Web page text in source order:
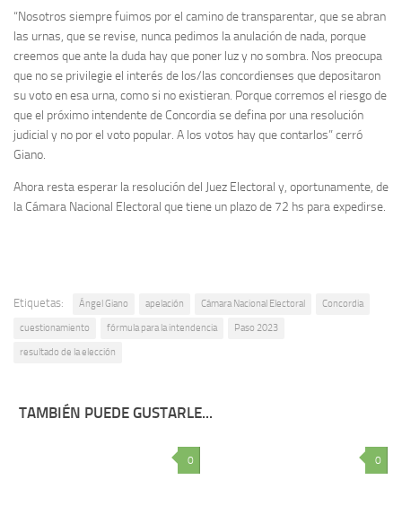
“Nosotros siempre fuimos por el camino de transparentar, que se abran
las urnas, que se revise, nunca pedimos la anulación de nada, porque
creemos que ante la duda hay que poner luz y no sombra. Nos preocupa
que no se privilegie el interés de los/las concordienses que depositaron
su voto en esa urna, como si no existieran. Porque corremos el riesgo de
que el próximo intendente de Concordia se defina por una resolución
judicial y no por el voto popular. A los votos hay que contarlos” cerró
Giano.
Ahora resta esperar la resolución del Juez Electoral y, oportunamente, de
la Cámara Nacional Electoral que tiene un plazo de 72 hs para expedirse.
Etiquetas: Ángel Giano apelación Cámara Nacional Electoral Concordia
cuestionamiento fórmula para la intendencia Paso 2023
resultado de la elección
TAMBIÉN PUEDE GUSTARLE...
0 0